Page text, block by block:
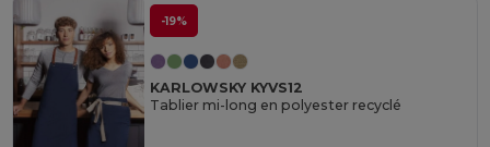
-19%
KARLOWSKY KYVS12
Tablier mi-long en polyester recyclé